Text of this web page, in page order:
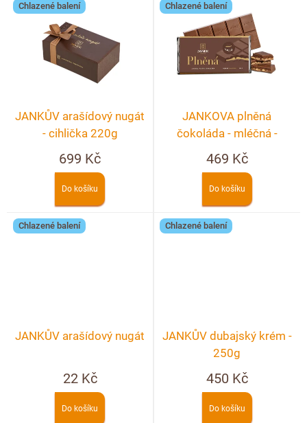
Chlazené balení
JANKŮV arašídový nugát
- cihlička 220g
699 Kč
Do košíku
Chlazené balení
JANKOVA plněná
čokoláda - mléčná -
nugátová
469 Kč
Do košíku
Chlazené balení
JANKŮV arašídový nugát
22 Kč
Do košíku
Chlazené balení
JANKŮV dubajský krém -
250g
450 Kč
Do košíku